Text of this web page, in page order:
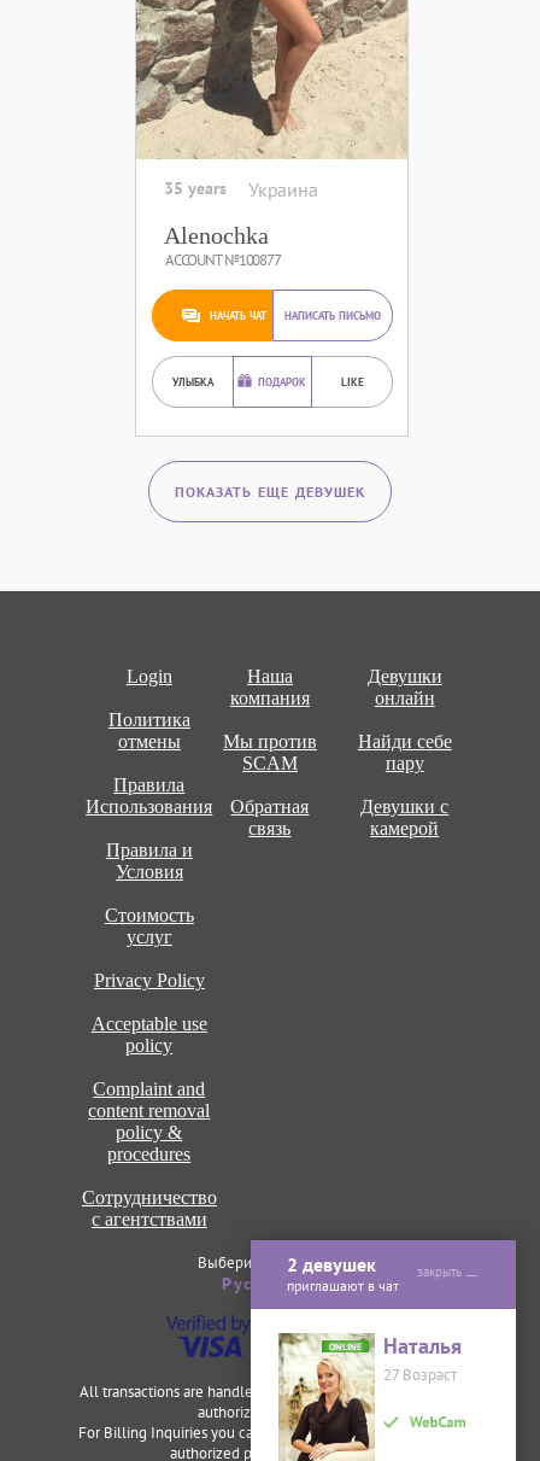
закрыть
2 девушек
приглашают в чат
Наталья
27 Возраст
ONLINE
35 years Украина
Alenochka
ACCOUNT №100877
НАЧАТЬ ЧАТ НАПИСАТЬ ПИСЬМО
УЛЫБКА ПОДАРОК LIKE
ПОКАЗАТЬ ЕЩЕ ДЕВУШЕК
Login
Политика
отмены
Правила
Использования
Правила и
Условия
Стоимость
услуг
Privacy Policy
Acceptable use
policy
Complaint and
content removal
policy &
procedures
Сотрудничество
с агентствами
Наша
компания
Мы против
SCAM
Обратная
связь
Девушки
онлайн
Найди себе
пару
Девушки с
камерой
Выберите язык сайта
Рус ENG
All transactions are handled securely and discretely by our
authorized merchants.
For Billing Inquiries you can visitCardbilling , Segpayas our
authorized payment processor.